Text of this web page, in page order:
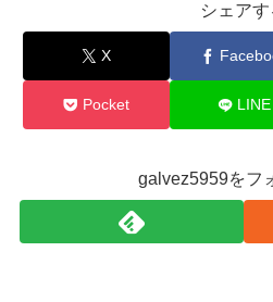
シェアす
X
Pocket LINE
galvez5959をフ